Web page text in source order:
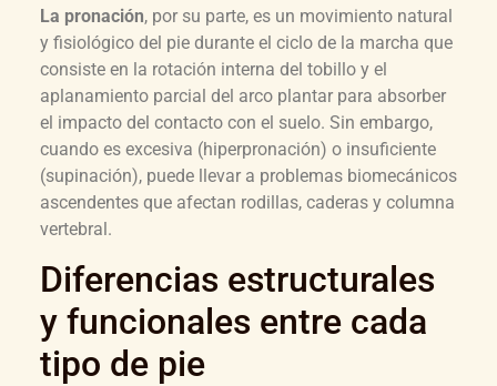
La pronación, por su parte, es un movimiento natural
y fisiológico del pie durante el ciclo de la marcha que
consiste en la rotación interna del tobillo y el
aplanamiento parcial del arco plantar para absorber
el impacto del contacto con el suelo. Sin embargo,
cuando es excesiva (hiperpronación) o insuficiente
(supinación), puede llevar a problemas biomecánicos
ascendentes que afectan rodillas, caderas y columna
vertebral.
Diferencias estructurales
y funcionales entre cada
tipo de pie